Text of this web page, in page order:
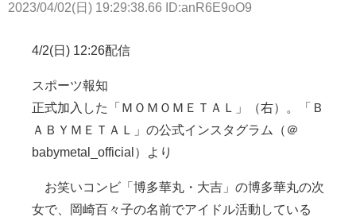
2023/04/02(日) 19:29:38.66 ID:anR6E9oO9
4/2(日) 12:26配信
スポーツ報知
正式加入した「ＭＯＭＯＭＥＴＡＬ」（右）。「Ｂ
ＡＢＹＭＥＴＡＬ」の公式インスタグラム（＠
babymetal_official）より
お笑いコンビ「博多華丸・大吉」の博多華丸の次
女で、岡崎百々子の名前でアイドル活動している